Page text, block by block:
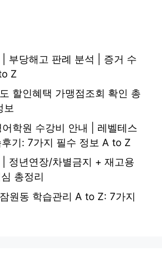
부당해고 판례 분석 | 증거 수
Z
할인혜택 가맹점조회 확인 총
보
학원 수강비 안내 | 레벨테스
기: 7가지 필수 정보 A to Z
정년연장/차별금지 + 재고용
총정리
원동 학습관리 A to Z: 7가지